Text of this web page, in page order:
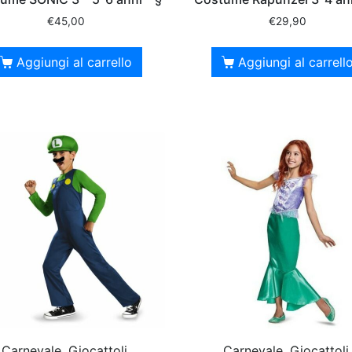
€45,00
Aggiungi al carrello
€29,90
Aggiungi al